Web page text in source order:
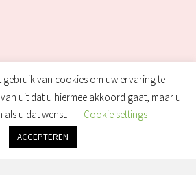
gebruik van cookies om uw ervaring te
uit dat u hiermee akkoord gaat, maar u
als u dat wenst.
Cookie settings
ACCEPTEREN